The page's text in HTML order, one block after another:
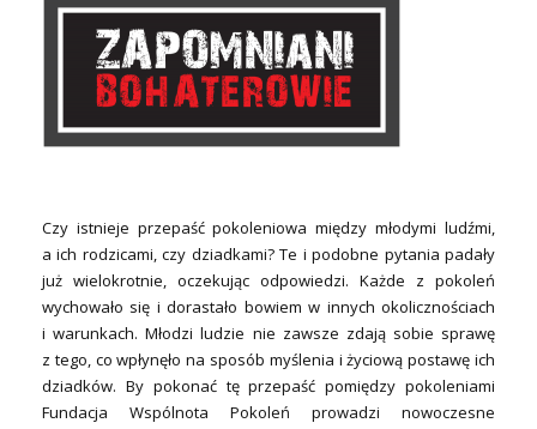
Czy istnieje przepaść pokoleniowa między młodymi ludźmi,
a ich rodzicami, czy dziadkami? Te i podobne pytania padały
już wielokrotnie, oczekując odpowiedzi. Każde z pokoleń
wychowało się i dorastało bowiem w innych okolicznościach
i warunkach. Młodzi ludzie nie zawsze zdają sobie sprawę
z tego, co wpłynęło na sposób myślenia i życiową postawę ich
dziadków. By pokonać tę przepaść pomiędzy pokoleniami
Fundacja Wspólnota Pokoleń prowadzi nowoczesne